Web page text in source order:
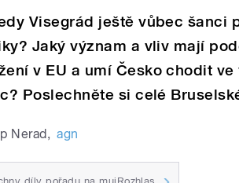
Visegrád ještě vůbec šanci
Jaký význam a vliv mají
v EU a umí Česko chodit
Poslechněte si celé
Nerad, agn